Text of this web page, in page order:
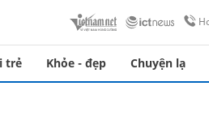
trẻ Khỏe - đẹp Chuyện lạ